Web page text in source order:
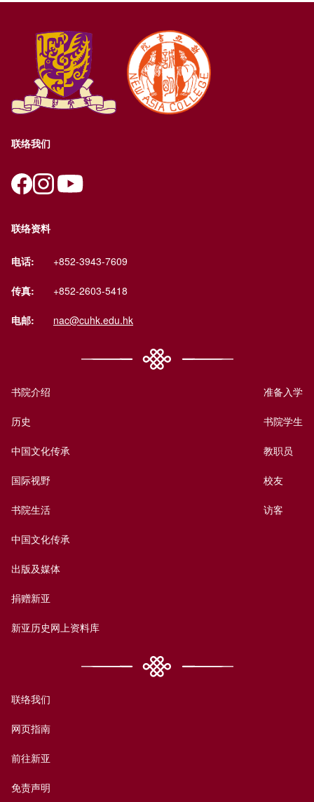
联络我们
联络资料
电话: +852-3943-7609
传真: +852-2603-5418
电邮: nac@cuhk.edu.hk
书院介绍
历史
中国文化传承
国际视野
书院生活
中国文化传承
出版及媒体
捐赠新亚
新亚历史网上资料库
准备入学
书院学生
教职员
校友
访客
联络我们
网页指南
前往新亚
免责声明